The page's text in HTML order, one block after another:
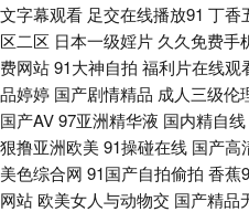
日韩欧美v 91干逼电影 成人在线免
洲天堂 91干逼视频 91在线小视频网
69成人超碰 91丝袜在线 国产黑丝TV
网 99中文字幕在线视频 久久福利
文字幕观看 足交在线播放91 丁香
区二区 日本一级婬片 久久免费手
费网站91大神自拍 福利片在线观
品婷婷 国产剧情精品 成人三级伦
国产AV97亚洲精华液 国内精自线
狠撸亚洲欧美91操碰在线 国产高
美色综合网 91国产自拍偷拍 香蕉
网站 欧美女人与动物交 国产精品